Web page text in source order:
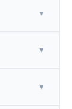
▼
▼
▼